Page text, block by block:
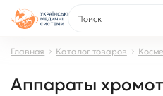
Главная Каталог товаров
Аппараты